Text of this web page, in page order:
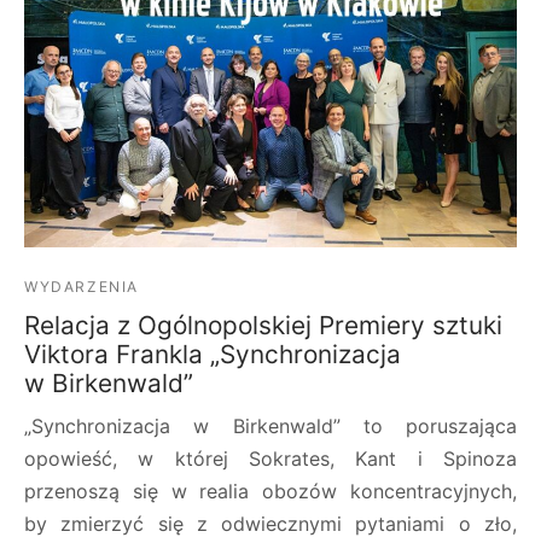
WYDARZENIA
Relacja z Ogólnopolskiej Premiery sztuki
Viktora Frankla „Synchronizacja
w Birkenwald”
„Synchronizacja w Birkenwald” to poruszająca
opowieść, w której Sokrates, Kant i Spinoza
przenoszą się w realia obozów koncentracyjnych,
by zmierzyć się z odwiecznymi pytaniami o zło,